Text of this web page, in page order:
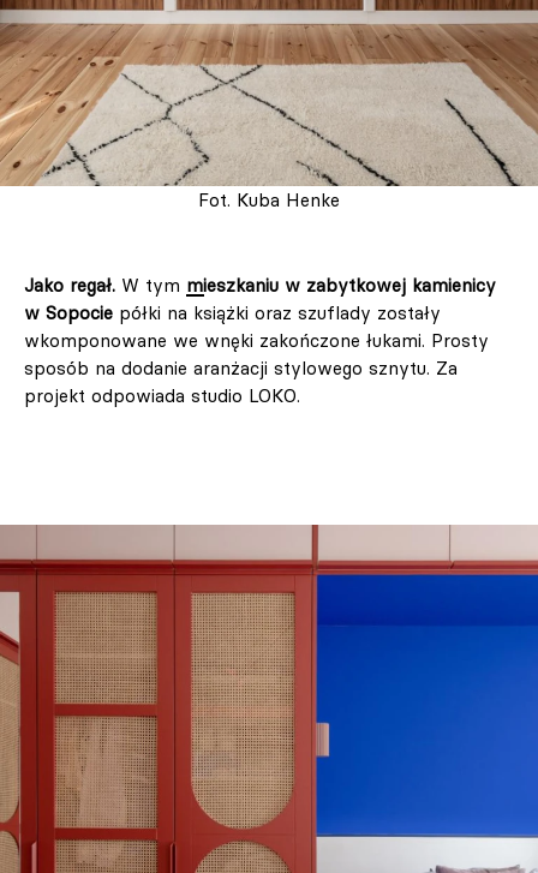
Fot. Kuba Henke
Jako regał. W tym mieszkaniu w zabytkowej kamienicy
w Sopocie półki na książki oraz szuflady zostały
wkomponowane we wnęki zakończone łukami. Prosty
sposób na dodanie aranżacji stylowego sznytu. Za
projekt odpowiada studio LOKO.